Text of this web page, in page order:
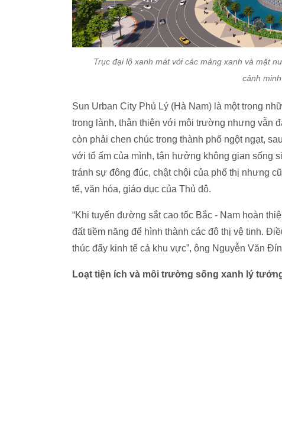
Trục đại lộ xanh mát với các mảng xanh và mặt
cảnh
Sun Urban City Phủ Lý (Hà Nam) là một trong
trong lành, thân thiện với môi trường nhưng vẫn
còn phải chen chúc trong thành phố ngột ngạt,
với tổ ấm của mình, tận hưởng không gian sống
tránh sự đông đúc, chật chội của phố thị nhưng
tế, văn hóa, giáo dục của Thủ đô.
“Khi tuyến đường sắt cao tốc Bắc - Nam hoàn
đất tiềm năng để hình thành các đô thị vệ tinh.
thúc đẩy kinh tế cả khu vực”, ông Nguyễn Văn
Loạt tiện ích và môi trường sống xanh lý